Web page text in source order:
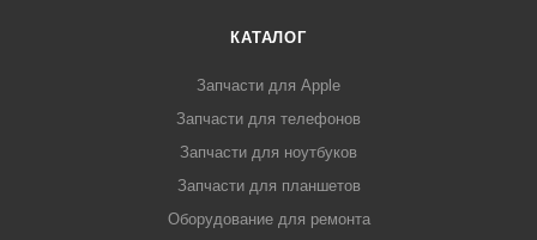
КАТАЛОГ
Запчасти для Apple
Запчасти для телефонов
Запчасти для ноутбуков
Запчасти для планшетов
Оборудование для ремонта